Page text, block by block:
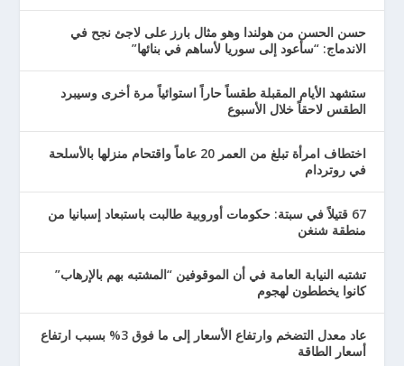
حسن الحسن من هولندا وهو مثال بارز على لاجئ نجح في
الاندماج: “سأعود إلى سوريا لأساهم في بنائها”
ستشهد الأيام المقبلة طقساً حاراً استوائياً مرة أخرى وسيبرد
الطقس لاحقاً خلال الأسبوع
اختطاف امرأة تبلغ من العمر 20 عاماً واقتحام منزلها بالأسلحة
في روتردام
67 قتيلاً في سبتة: حكومات أوروبية طالبت باستبعاد إسبانيا من
منطقة شنغن
تشتبه النيابة العامة في أن الموقوفين “المشتبه بهم بالإرهاب”
كانوا يخططون لهجوم
عاد معدل التضخم وارتفاع الأسعار إلى ما فوق 3% بسبب ارتفاع
أسعار الطاقة